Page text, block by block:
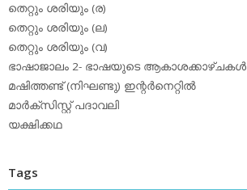
തെറ്റും ശരിയും (ര)
തെറ്റും ശരിയും (ല)
തെറ്റും ശരിയും (വ)
ഭാഷാജാലം 2- ഭാഷയുടെ ആകാശക്കാഴ്ചകള്‍
മഷിത്തണ്ട് (നിഘണ്ടു) ഇന്റര്‍നെറ്റില്‍
മാര്‍ക്‌സിസ്റ്റ് പദാവലി
യക്ഷിക്കഥ
Tags